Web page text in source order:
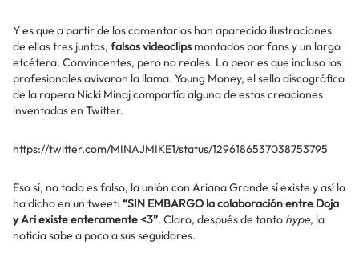
Y es que a partir de los comentarios han aparecido ilustraciones
de ellas tres juntas, falsos videoclips montados por fans y un largo
etcétera. Convincentes, pero no reales. Lo peor es que incluso los
profesionales avivaron la llama. Young Money, el sello discográfico
de la rapera Nicki Minaj compartía alguna de estas creaciones
inventadas en Twitter.
https://twitter.com/MINAJMIKE1/status/1296186537038753795
Eso sí, no todo es falso, la unión con Ariana Grande sí existe y así lo
ha dicho en un tweet: “SIN EMBARGO la colaboración entre Doja
y Ari existe enteramente <3”. Claro, después de tanto hype, la
noticia sabe a poco a sus seguidores.